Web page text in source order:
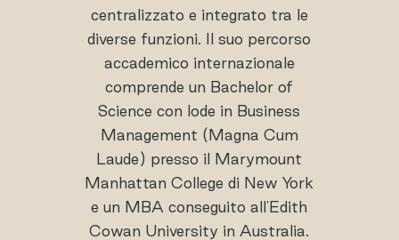
centralizzato e integrato tra le
diverse funzioni. Il suo percorso
accademico internazionale
comprende un Bachelor of
Science con lode in Business
Management (Magna Cum
Laude) presso il Marymount
Manhattan College di New York
e un MBA conseguito all'Edith
Cowan University in Australia.